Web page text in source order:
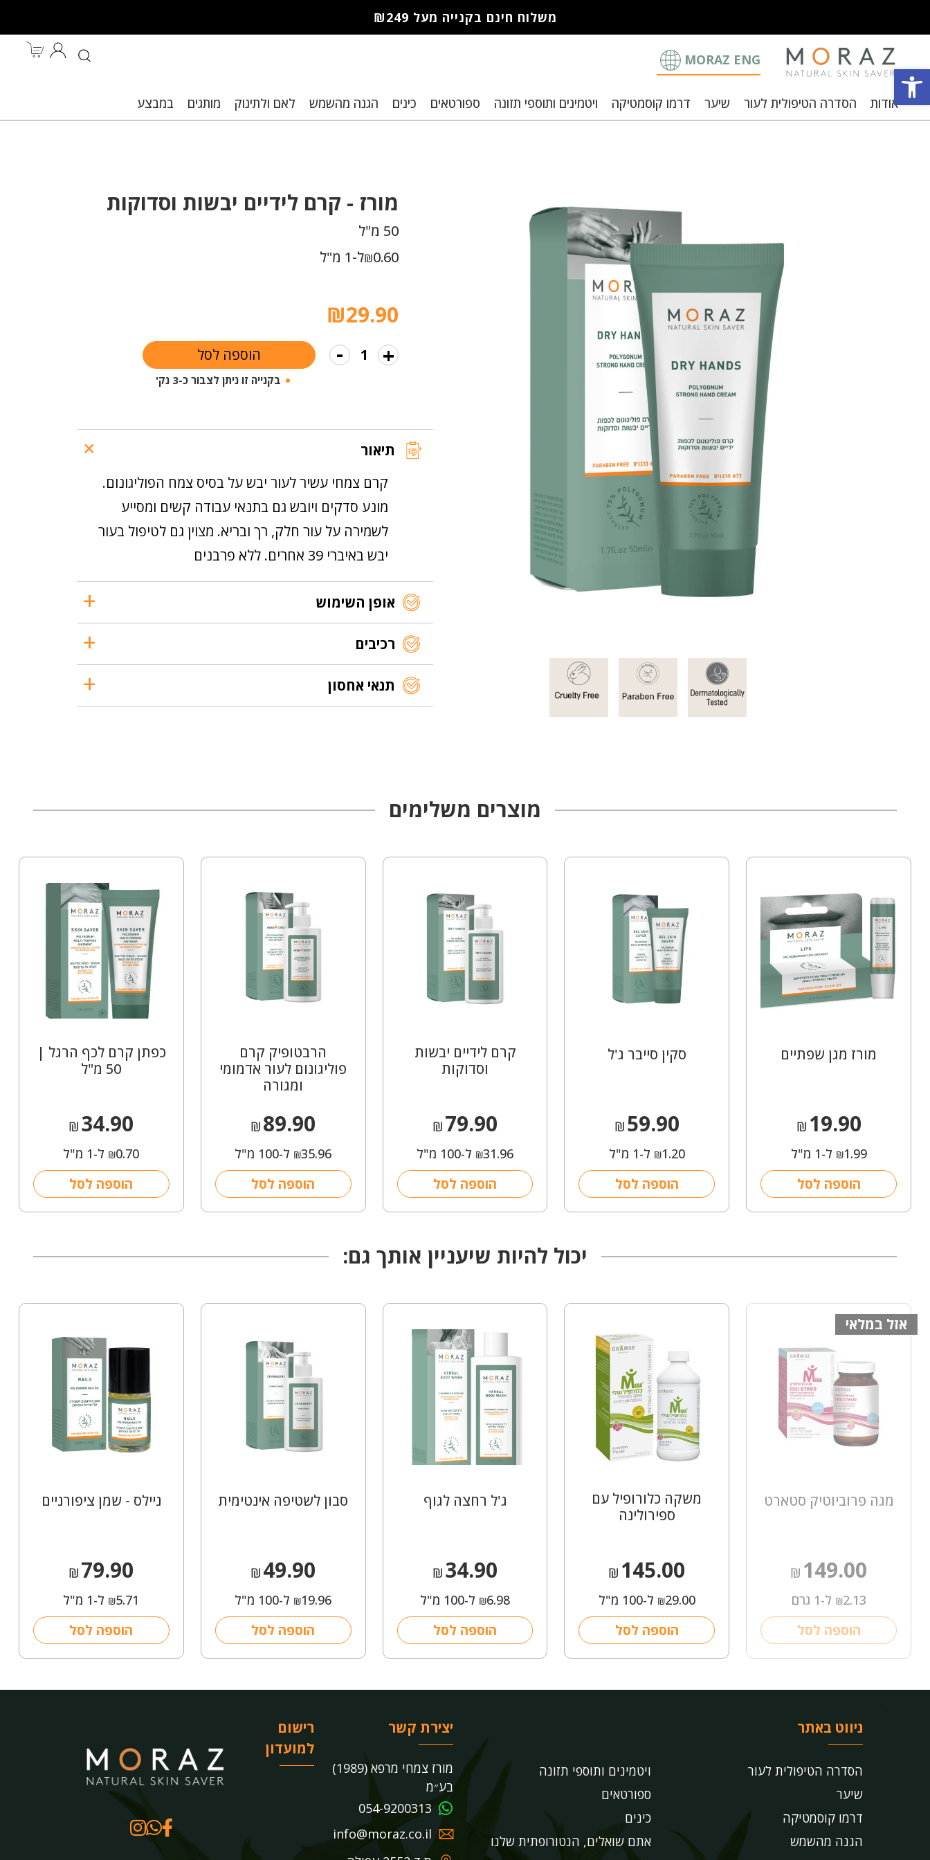
משלוח חינם בקנייה מעל ₪249
חברי מועדון מורז נהנים יותר!
10% הנחה לקנייה ראשונה
MORAZ ENG
אודות הסדרה הטיפולית לעור שיער דרמו קוסמטיקה ויטמינים ותוספי תזונה ספורטאים כינים הגנה מהשמש לאם ולתינוק מותגים במבצע
מורז - קרם לידיים יבשות וסדוקות
50 מ"ל
₪0.60 ל-1 מ"ל
₪29.90
+ כמות
וסדוקות
- הוספה לסל
בקנייה זו ניתן לצבור כ-3 נק'
תיאור
קרם צמחי עשיר לעור יבש על בסיס צמח הפוליגונום.
מונע סדקים ויובש גם בתנאי עבודה קשים ומסייע
לשמירה על עור חלק, רך ובריא. מצוין גם לטיפול בעור
יבש באיברי 39 אחרים. ללא פרבנים
אופן השימוש
רכיבים
תנאי אחסון
מוצרים משלימים
מורז מגן שפתיים
₪ 19.90
₪1.99 ל-1 מ"ל
הוספה לסל
סקין סייבר ג'ל
₪59.90
₪1.20 ל-1 מ"ל
הוספה לסל
קרם לידיים יבשות
וסדוקות
₪79.90
₪31.96 ל-100 מ"ל
הוספה לסל
הרבטופיק קרם
פוליגונום לעור אדמומי
ומגורה
₪89.90
₪35.96 ל-100 מ"ל
הוספה לסל
כפתן קרם לכף הרגל |
50 מ"ל
₪34.90
₪0.70 ל-1 מ"ל
הוספה לסל
יכול להיות שיעניין אותך גם:
אזל במלאי
מגה פרוביוטיק סטארט
₪ 149.00
₪2.13 ל-1 גרם
הוספה לסל
משקה כלורופיל עם
ספירולינה
₪ 145.00
₪29.00 ל-100 מ"ל
הוספה לסל
ג'ל רחצה לגוף
₪34.90
₪6.98 ל-100 מ"ל
הוספה לסל
סבון לשטיפה אינטימית
₪49.90
₪19.96 ל-100 מ"ל
הוספה לסל
ניילס - שמן ציפורניים
₪79.90
₪5.71 ל-1 מ"ל
הוספה לסל
ניווט באתר
הסדרה הטיפולית לעור
שיער
דרמו קוסמטיקה
הגנה מהשמש
ויטמינים ותוספי תזונה
ספורטאים
כינים
אתם שואלים, הנטורופתית שלנו
יצירת קשר
מורז צמחי מרפא (1989)
בע״מ
054-9200313
info@moraz.co.il
רישום
למועדון
פתח סרגל נגישות